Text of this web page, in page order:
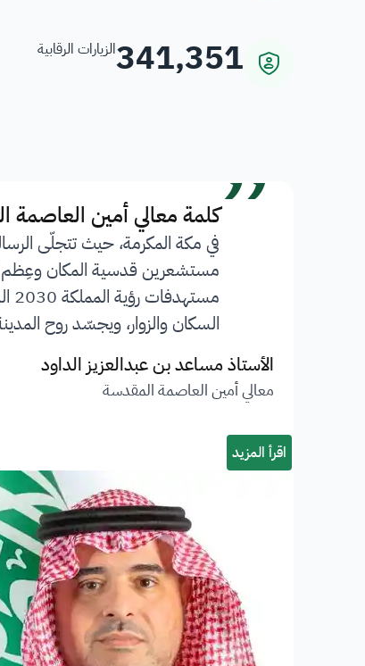
341,351الزيارات الرقابية
”كلمة معالي أمين العاصمة
في مكة المكرمة، حيث تتجلّى
مستشعرين قدسية المكان وعِظم
السكان والزوار، ويجسّد روح
الأستاذ مساعد بن عبدالعزيز الداود
معالي أمين العاصمة المقدسة